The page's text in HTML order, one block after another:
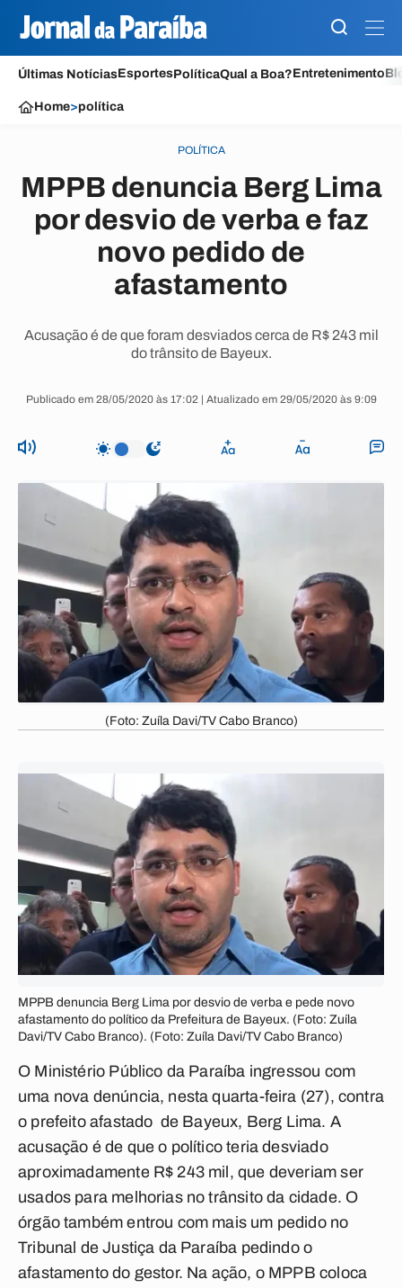
Últimas NotíciasEsportesPolíticaQual a Boa?Entretenimento
Home>política
POLÍTICA
MPPB denuncia Berg Lima
por desvio de verba e faz
novo pedido de
afastamento
Acusação é de que foram desviados cerca de R$ 243 mil
do trânsito de Bayeux.
Publicado em 28/05/2020 às 17:02 | Atualizado em 29/05/2020 às 9:09
(Foto: Zuíla Davi/TV Cabo Branco)
MPPB denuncia Berg Lima por desvio de verba e pede novo
afastamento do político da Prefeitura de Bayeux. (Foto: Zuíla
Davi/TV Cabo Branco). (Foto: Zuíla Davi/TV Cabo Branco)
O Ministério Público da Paraíba ingressou com
uma nova denúncia, nesta quarta-feira (27), contra
o prefeito afastado de Bayeux, Berg Lima. A
acusação é de que o político teria desviado
aproximadamente R$ 243 mil, que deveriam ser
usados para melhorias no trânsito da cidade. O
órgão também entrou com mais um pedido no
Tribunal de Justiça da Paraíba pedindo o
afastamento do gestor. Na ação, o MPPB coloca